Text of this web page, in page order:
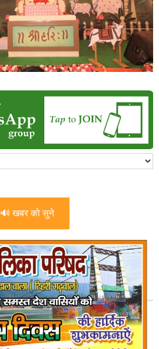
🔊 खबर को सुने